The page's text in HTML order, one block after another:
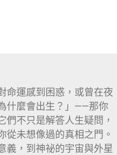
命運感到困惑，或曾在夜
什麼會出生？」——那你
們不只是解答人生疑問，
從未想像過的真相之門。
義，到神祕的宇宙與外星